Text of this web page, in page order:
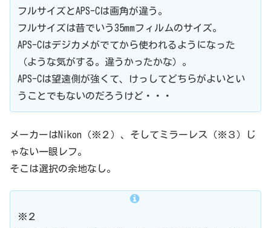
フルサイズとAPS-Cは画角が違う。
フルサイズは昔でいう35mmフィルムのサイズ。
APS-Cはデジカメがでてから使われるようになった
（ような気がする。違うかったかな）。
APS-Cは望遠側が強くて、けっしてどちらがよいとい
うことでもないのだろうけど・・・
メーカーはNikon（※２）、そしてミラーレス（※３）じ
ゃない一眼レフ。
そこは選択の余地なし。
※２